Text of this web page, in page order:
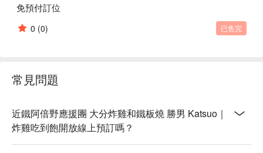
免預付訂位
0 (0) 已售完
常見問題
近鐵阿倍野應援團 大分炸雞和鐵板燒 勝男 Katsuo｜
炸雞吃到飽開放線上預訂嗎？